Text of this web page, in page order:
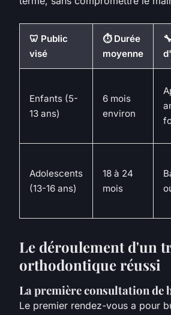
🦷 Public
visé
⏱️ Durée
moyenne
Enfants (5-
13 ans)
6 mois
environ
Adolescents
(13-16 ans)
18 à 24
mois
Le déroulement d'un
orthodontique réussi
La première consultation de
Le premier rendez-vous a pour